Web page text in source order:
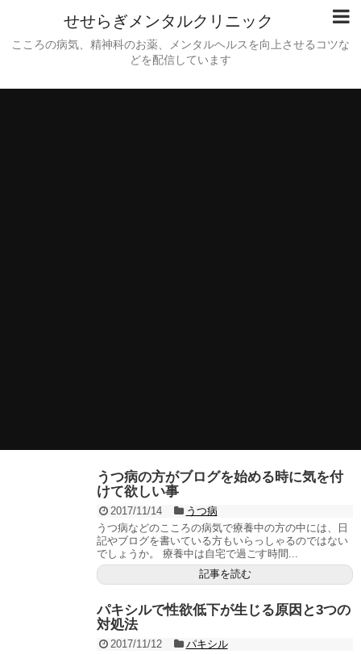
せせらぎメンタルクリニック
こころの病気、精神科のお薬、メンタルヘルスを向上させるコツな
どを配信しています
うつ病の方がブログを始める時に気を付
けて欲しい事
2017/11/14
うつ病
うつ病などのこころの病気で療養中の方の中には、日
記やブログを書いている方もいらっしゃるのではない
でしょうか。 療養中は自宅で過ごす時間...
記事を読む
パキシルで性欲低下が生じる原因と3つの
対処法
2017/11/12
パキシル